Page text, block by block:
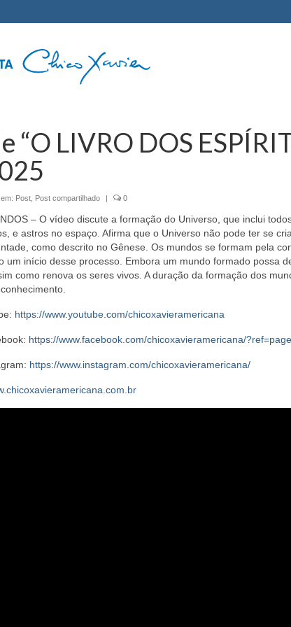
“O LIVRO DOS
Post Post compartilhado | 0
– O vídeo discute a formação do Universo, que inclui
e astros no espaço. Afirma que o Universo não pode ter se
como descrito no Gênese. Os mundos se formam pela
um início desse processo. Embora um mundo formado possa
como renova os seres vivos. A duração da formação dos
https://www.youtube.com/chicoxavieramericana
https://www.facebook.com/chicoxavieramericana/
https://www.instagram.com/chicoxavieramericana/